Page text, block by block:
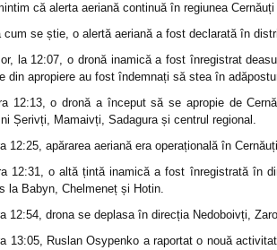
că alerta aeriană continuă în regiunea
cum se știe, o alertă aeriană a fost declarată în
la 12:07, o dronă inamică a fost înregistrat
din apropiere au fost îndemnați să stea în
12:13, o dronă a început să se apropie de
Șerivți, Mamaivți, Sadagura și centrul regional.
12:25, apărarea aeriană era operațională în
12:31, o altă țintă inamică a fost înregistrată în
la Babyn, Chelmeneț și Hotin.
12:54, drona se deplasa în direcția Nedoboivți,
13:05, Ruslan Osypenko a raportat o nouă